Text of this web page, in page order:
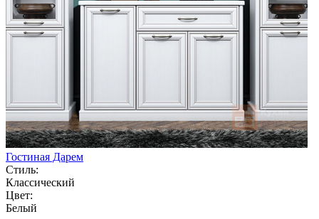
Гостиная Дарем
Стиль:
Классический
Цвет:
Белый